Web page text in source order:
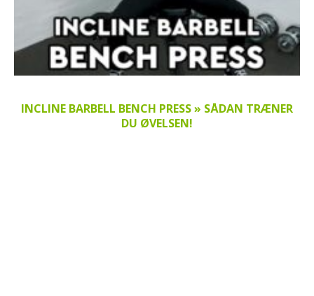
INCLINE BARBELL BENCH PRESS » SÅDAN TRÆNER
DU ØVELSEN!